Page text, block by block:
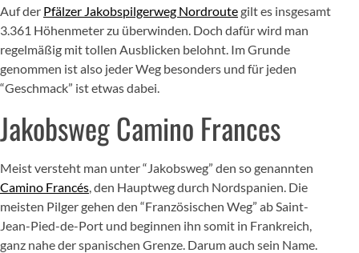
Auf der Pfälzer Jakobspilgerweg Nordroutegilt es insgesamt
3.361 Höhenmeter zu überwinden. Doch dafür wird man
regelmäßig mit tollen Ausblicken belohnt. Im Grunde
genommen ist also jeder Weg besonders und für jeden
“Geschmack” ist etwas dabei.
Jakobsweg Camino Frances
Meist versteht man unter “Jakobsweg” den so genannten
Camino Francés , den Hauptweg durch Nordspanien. Die
meisten Pilger gehen den “Französischen Weg” ab Saint-
Jean-Pied-de-Port und beginnen ihn somit in Frankreich,
ganz nahe der spanischen Grenze. Darum auch sein Name.